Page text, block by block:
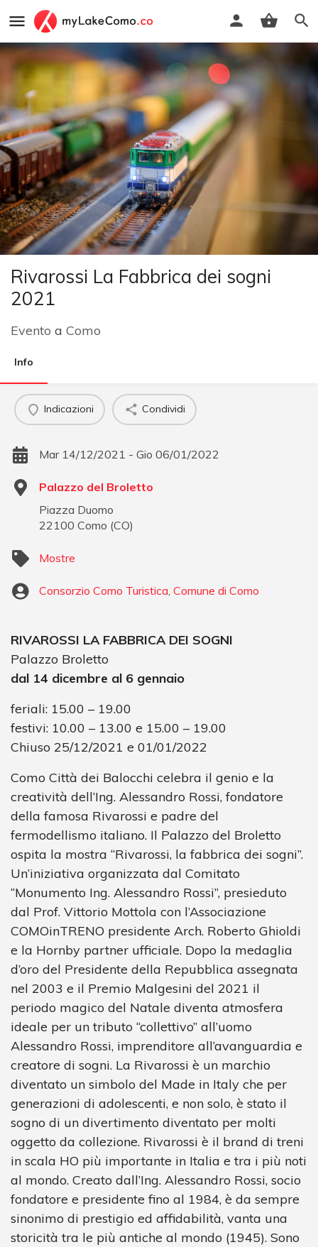
Rivarossi La Fabbrica dei sogni
2021
Evento a Como
Info
Indicazioni Condividi
Mar 14/12/2021 - Gio 06/01/2022
Palazzo del Broletto
Piazza Duomo
22100 Como (CO)
Mostre
Consorzio Como Turistica Comune di Como
RIVAROSSI LA FABBRICA DEI SOGNI
Palazzo Broletto
dal 14 dicembre al 6 gennaio
feriali: 15.00 – 19.00
festivi: 10.00 – 13.00 e 15.00 – 19.00
Chiuso 25/12/2021 e 01/01/2022
Como Città dei Balocchi celebra il genio e la
creatività dell’Ing. Alessandro Rossi, fondatore
della famosa Rivarossi e padre del
fermodellismo italiano. Il Palazzo del Broletto
ospita la mostra “Rivarossi, la fabbrica dei sogni”.
Un’iniziativa organizzata dal Comitato
“Monumento Ing. Alessandro Rossi”, presieduto
dal Prof. Vittorio Mottola con l’Associazione
COMOinTRENO presidente Arch. Roberto Ghioldi
e la Hornby partner ufficiale. Dopo la medaglia
d’oro del Presidente della Repubblica assegnata
nel 2003 e il Premio Malgesini del 2021 il
periodo magico del Natale diventa atmosfera
ideale per un tributo “collettivo” all’uomo
Alessandro Rossi, imprenditore all’avanguardia e
creatore di sogni. La Rivarossi è un marchio
diventato un simbolo del Made in Italy che per
generazioni di adolescenti, e non solo, è stato il
sogno di un divertimento diventato per molti
oggetto da collezione. Rivarossi è il brand di treni
in scala HO più importante in Italia e tra i più noti
al mondo. Creato dall’Ing. Alessandro Rossi, socio
fondatore e presidente fino al 1984, è da sempre
sinonimo di prestigio ed affidabilità, vanta una
storicità tra le più antiche al mondo (1945). Sono